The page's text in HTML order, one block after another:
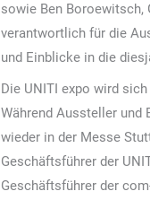
sowie Ben Boroewitsch,
verantwortlich für die
und Einblicke in die
Die UNITI expo wird
Während Aussteller und
wieder in der Messe
Geschäftsführer der
Geschäftsführer der